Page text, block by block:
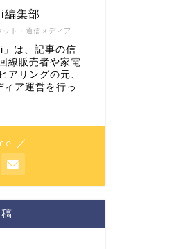
ト・通信メディア
編集部
は、記事の信
線販売者や家電
アリングの元、
ア運営を行っ
／